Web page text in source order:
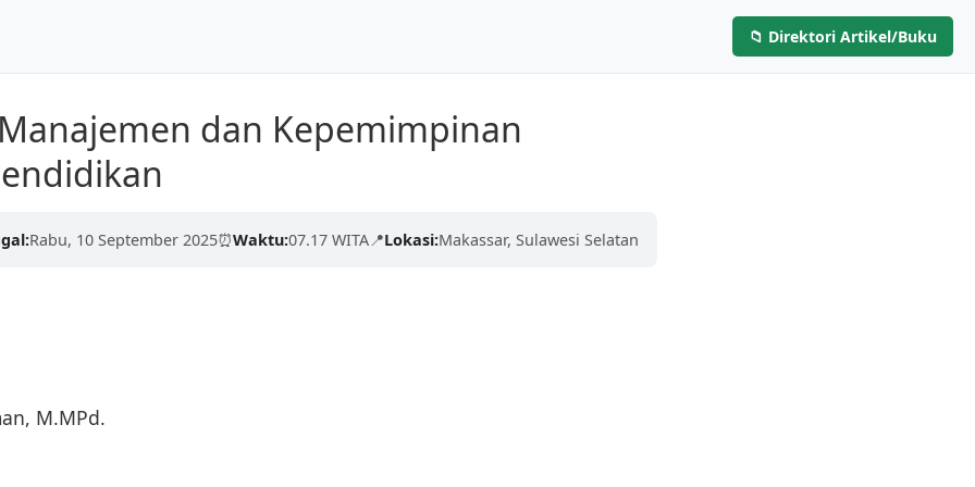
Hubungi Kami
tinggi dari para
negeri.
📁 Direktori Artikel/Buku
dan Kepemimpinan
Rabu, 10 September 2025⏰Waktu:07.17 WITA📍Lokasi:Makassar, Sulawesi Selatan
M.MPd.